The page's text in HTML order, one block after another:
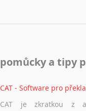
pomůcky a tipy
CAT - Software pro
CAT je zkratkou z